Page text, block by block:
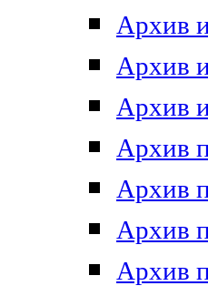
Архив
Архив
Архив
Архив
Архив
Архив
Архив